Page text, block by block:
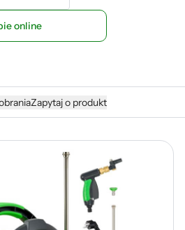
online
Zapytaj o produkt